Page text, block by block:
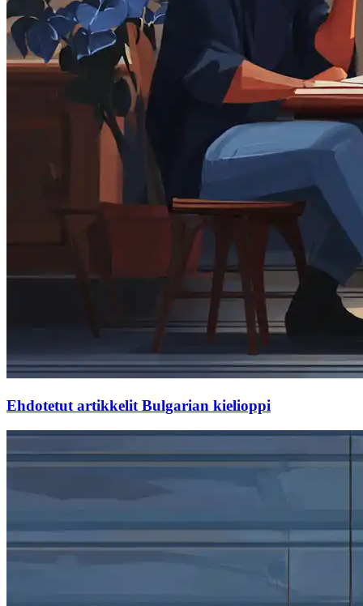
Ehdotetut artikkelit Bulgarian kielioppi